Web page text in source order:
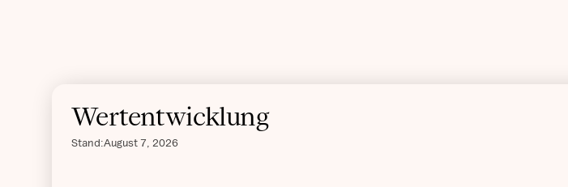
Wertentwicklung
Stand:August 7, 2026